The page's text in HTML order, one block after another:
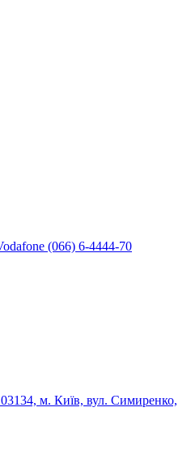
(066) 6-4444-70
03134, м. Київ, вул. Симиренко,